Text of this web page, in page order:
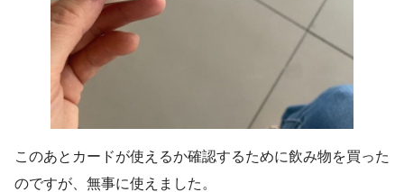
このあとカードが使えるか確認するために飲み物を買った
のですが、無事に使えました。